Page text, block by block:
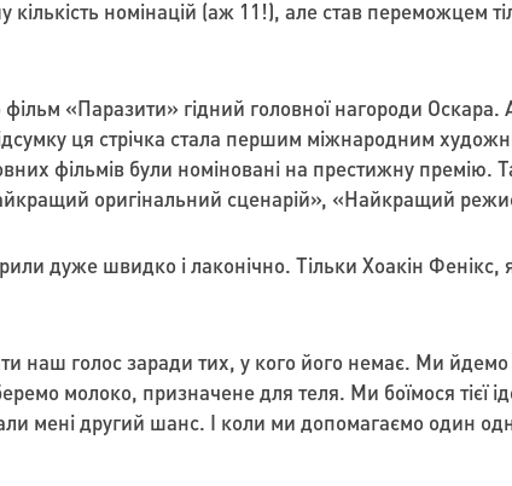
номінацій (аж 11!), але став переможцем
«Паразити» гідний головної нагороди Оскара.
ця стрічка стала першим міжнародним
фільмів були номіновані на престижну премію.
оригінальний сценарій», «Найкращий
дуже швидко і лаконічно. Тільки Хоакін Фенікс,
наш голос заради тих, у кого його немає. Ми
молоко, призначене для теля. Ми боїмося тієї
мені другий шанс. І коли ми допомагаємо один